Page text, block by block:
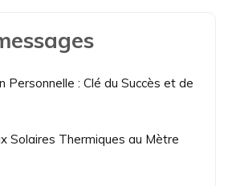
Personnelle : Clé du Succès et de
Solaires Thermiques au Mètre